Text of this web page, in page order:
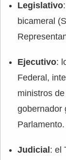
Legislativo
bicameral
Ejecutivo:
Federal,
ministros
gobernador
Parlamento.
Judicial : el